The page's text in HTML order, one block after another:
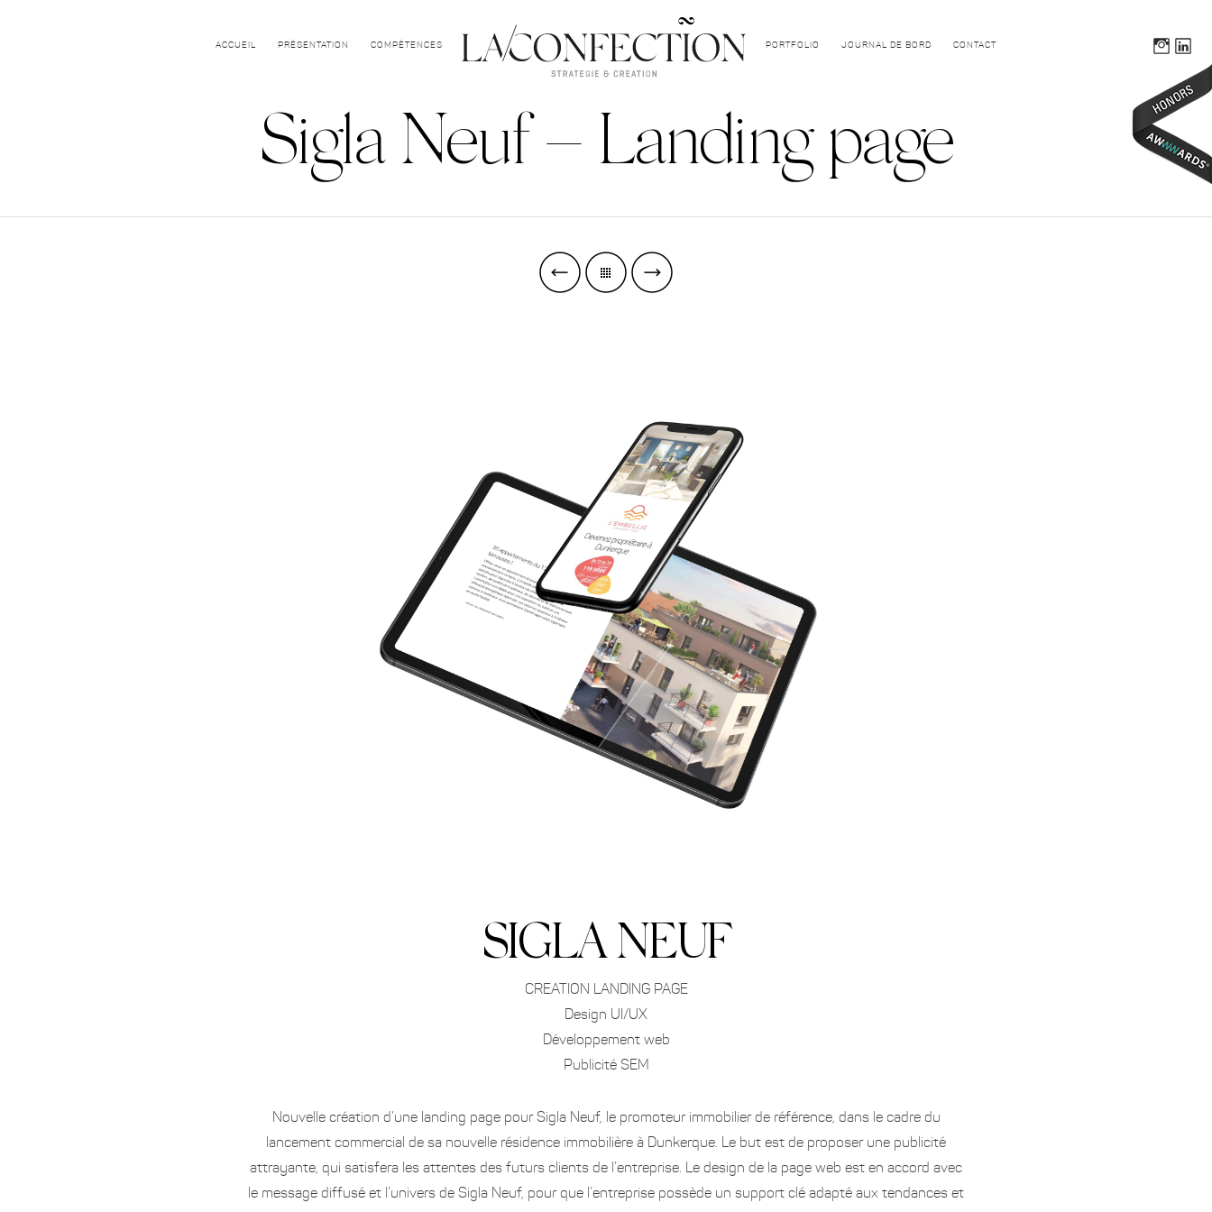
ACCUEIL PRÉSENTATION COMPÉTENCES PORTFOLIO JOURNAL DE BORD CONTACT
Sigla Neuf – Landing page
SIGLA NEUF
CREATION LANDING PAGE
Design UI/UX
Développement web
Publicité SEM
Nouvelle création d’une landing page pour Sigla Neuf, le promoteur immobilier de référence, dans le cadre du
lancement commercial de sa nouvelle résidence immobilière à Dunkerque. Le but est de proposer une publicité
attrayante, qui satisfera les attentes des futurs clients de l’entreprise. Le design de la page web est en accord avec
le message diffusé et l’univers de Sigla Neuf, pour que l’entreprise possède un support clé adapté aux tendances et